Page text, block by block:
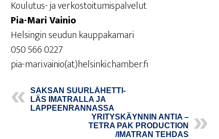
Kou­lu­tus- ja verkostoitumispalvelut
Pia-Mari Vai­nio
Hel­sin­gin seu­dun kauppakamari
050 566 0227
pia-mari.vainio(at)helsinki.chamber.fi
SAK­SAN SUUR­LÄ­HET­TI­
LÄS IMAT­RAL­LA JA
LAPPEENRANNASSA
YRI­TYS­KÄYN­NIN ANTIA –
TET­RA PAK PRO­DUC­TION
/IMATRAN TEHDAS